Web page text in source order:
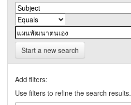
Start a new search
Add filters:
Use filters to refine the search results.